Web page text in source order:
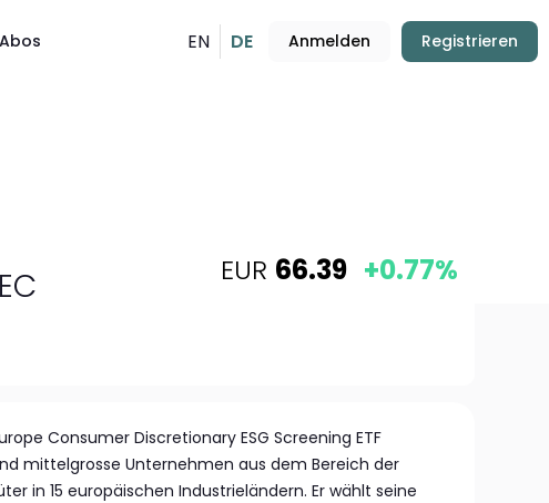
Abos EN DE Anmelden Registrieren
EUR 66.39 +0.77%
Consumer Discretionary ESG Screening ETF
mittelgrosse Unternehmen aus dem Bereich der
in 15 europäischen Industrieländern. Er wählt seine